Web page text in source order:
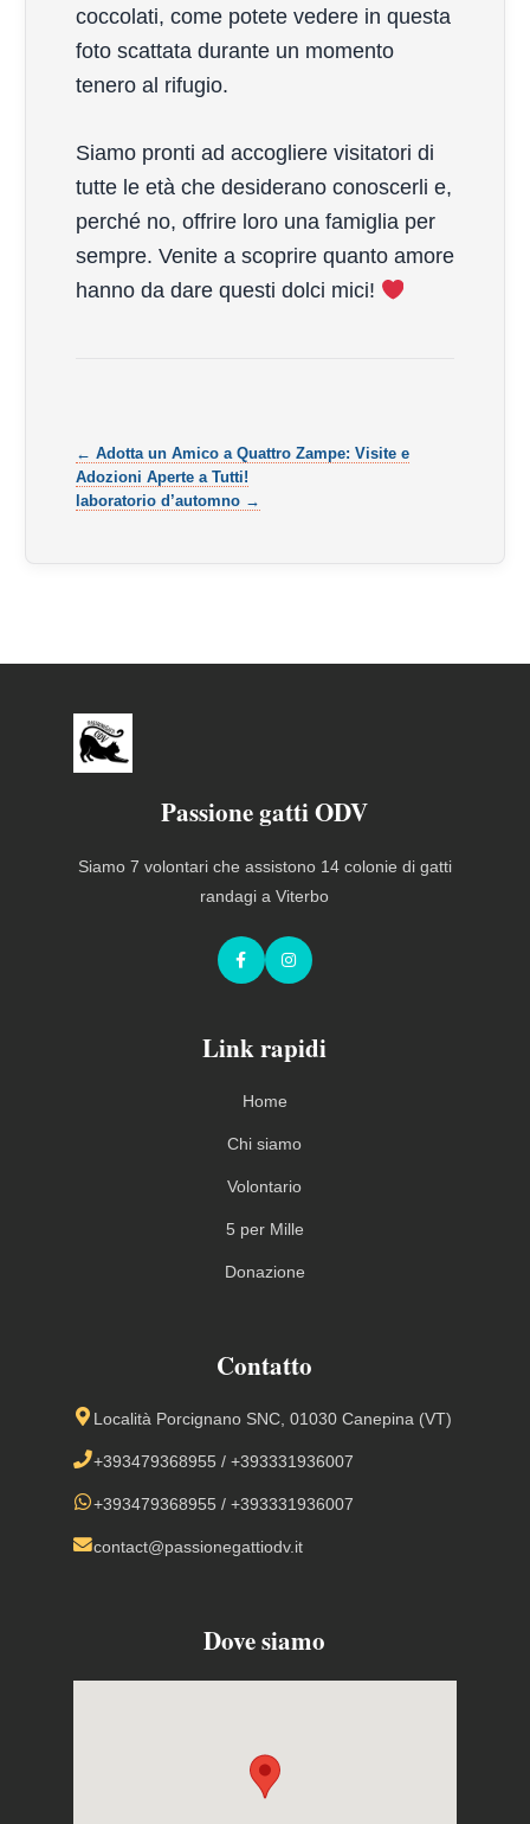
coccolati, come potete vedere in questa
foto scattata durante un momento
tenero al rifugio.
Siamo pronti ad accogliere visitatori di
tutte le età che desiderano conoscerli e,
perché no, offrire loro una famiglia per
sempre. Venite a scoprire quanto amore
hanno da dare questi dolci mici!
← Adotta un Amico a Quattro Zampe: Visite e
Adozioni Aperte a Tutti!
laboratorio d’automno →
Passione gatti ODV
Siamo 7 volontari che assistono 14 colonie di gatti
randagi a Viterbo
FacebookInstagram
Link rapidi
Home
Chi siamo
Volontario
5 per Mille
Donazione
Contatto
Località Porcignano SNC, 01030 Canepina (VT)
+393479368955 /+393331936007
+393479368955 /+393331936007
contact@passionegattiodv.it
Dove siamo